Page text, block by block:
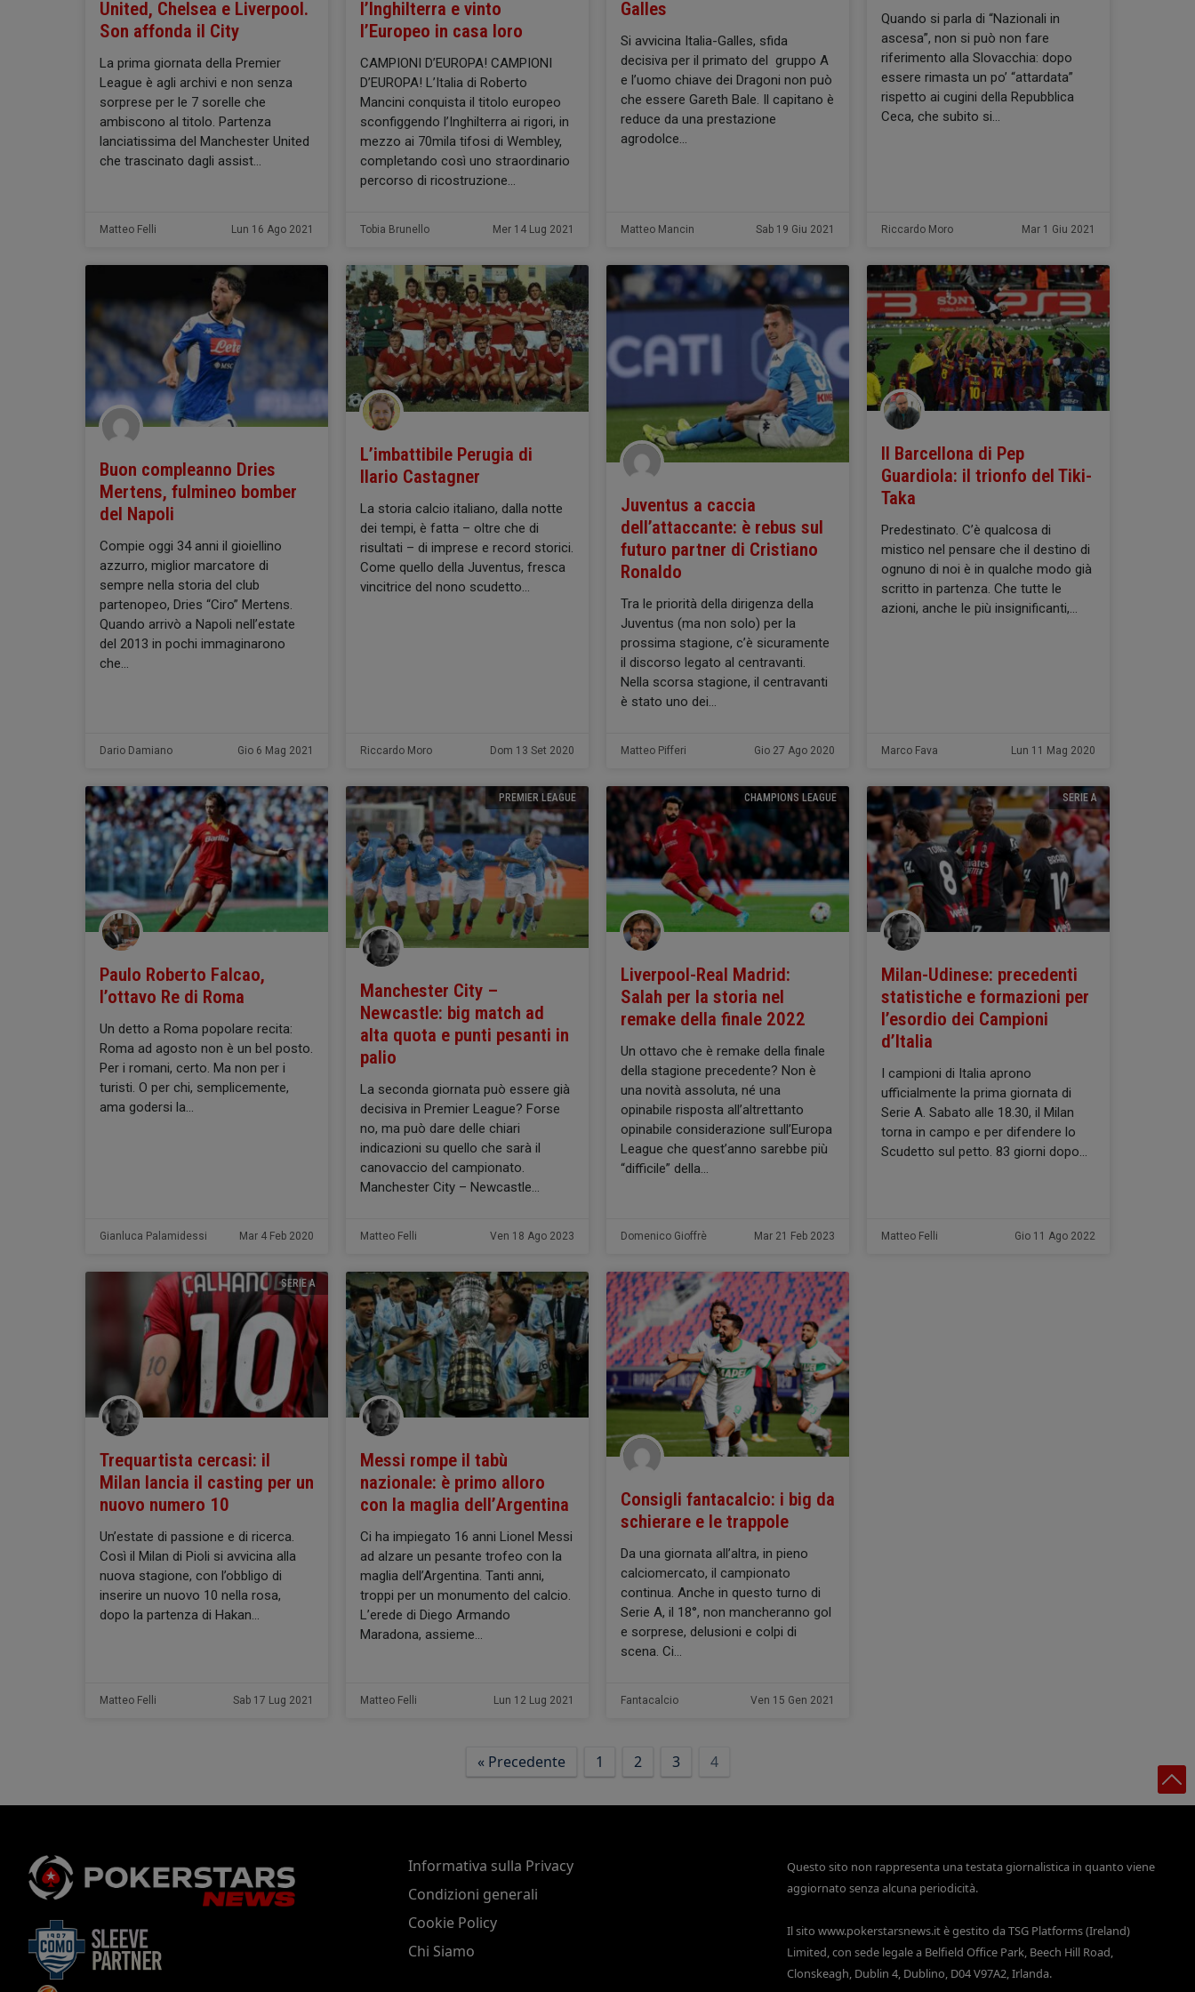
United, Chelsea e Liverpool.
Son affonda il City
La prima giornata della Premier
League è agli archivi e non senza
sorprese per le 7 sorelle che
ambiscono al titolo. Partenza
lanciatissima del Manchester United
che trascinato dagli assist
Matteo Felli Lun 16 Ago 2021
l’Inghilterra e vinto
l’Europeo in casa loro
CAMPIONI D’EUROPA! CAMPIONI
D’EUROPA! L’Italia di Roberto
Mancini conquista il titolo europeo
sconfiggendo l’Inghilterra ai rigori, in
mezzo ai 70mila tifosi di Wembley,
completando così uno straordinario
percorso di ricostruzione
Tobia Brunello Mer 14 Lug 2021
Galles
Si avvicina Italia-Galles, sfida
decisiva per il primato del gruppo A
e l’uomo chiave dei Dragoni non può
che essere Gareth Bale. Il capitano è
reduce da una prestazione
agrodolce
Matteo Mancin Sab 19 Giu 2021
Quando si parla di “Nazionali in
ascesa”, non si può non fare
riferimento alla Slovacchia: dopo
essere rimasta un po’ “attardata”
rispetto ai cugini della Repubblica
Ceca, che subito si
Riccardo Moro Mar 1 Giu 2021
Buon compleanno Dries
Mertens, fulmineo bomber
del Napoli
Compie oggi 34 anni il gioiellino
azzurro, miglior marcatore di
sempre nella storia del club
partenopeo, Dries “Ciro” Mertens.
Quando arrivò a Napoli nell’estate
del 2013 in pochi immaginarono
che
Dario Damiano Gio 6 Mag 2021
L’imbattibile Perugia di
Ilario Castagner
La storia calcio italiano, dalla notte
dei tempi, è fatta – oltre che di
risultati – di imprese e record storici.
Come quello della Juventus, fresca
vincitrice del nono scudetto
Riccardo Moro Dom 13 Set 2020
Juventus a caccia
dell’attaccante: è rebus sul
futuro partner di Cristiano
Ronaldo
Tra le priorità della dirigenza della
Juventus (ma non solo) per la
prossima stagione, c’è sicuramente
il discorso legato al centravanti.
Nella scorsa stagione, il centravanti
è stato uno dei
Matteo Pifferi Gio 27 Ago 2020
Il Barcellona di Pep
Guardiola: il trionfo del Tiki-
Taka
Predestinato. C’è qualcosa di
mistico nel pensare che il destino di
ognuno di noi è in qualche modo già
scritto in partenza. Che tutte le
azioni, anche le più insignificanti,
Marco Fava Lun 11 Mag 2020
Paulo Roberto Falcao,
l’ottavo Re di Roma
Un detto a Roma popolare recita:
Roma ad agosto non è un bel posto.
Per i romani, certo. Ma non per i
turisti. O per chi, semplicemente,
ama godersi la
Gianluca Palamidessi Mar 4 Feb 2020
PREMIER LEAGUE
Manchester City –
Newcastle: big match ad
alta quota e punti pesanti in
palio
La seconda giornata può essere già
decisiva in Premier League? Forse
no, ma può dare delle chiari
indicazioni su quello che sarà il
canovaccio del campionato.
Manchester City – Newcastle
Matteo Felli Ven 18 Ago 2023
CHAMPIONS LEAGUE
Liverpool-Real Madrid:
Salah per la storia nel
remake della finale 2022
Un ottavo che è remake della finale
della stagione precedente? Non è
una novità assoluta, né una
opinabile risposta all’altrettanto
opinabile considerazione sull’Europa
League che quest’anno sarebbe più
“difficile” della
Domenico Gioffrè Mar 21 Feb 2023
SERIE A
Milan-Udinese: precedenti
statistiche e formazioni per
l’esordio dei Campioni
d’Italia
I campioni di Italia aprono
ufficialmente la prima giornata di
Serie A. Sabato alle 18.30, il Milan
torna in campo e per difendere lo
Scudetto sul petto. 83 giorni dopo
Matteo Felli Gio 11 Ago 2022
SERIE A
Trequartista cercasi: il
Milan lancia il casting per un
nuovo numero 10
Un’estate di passione e di ricerca.
Così il Milan di Pioli si avvicina alla
nuova stagione, con l’obbligo di
inserire un nuovo 10 nella rosa,
dopo la partenza di Hakan
Matteo Felli Sab 17 Lug 2021
Messi rompe il tabù
nazionale: è primo alloro
con la maglia dell’Argentina
Ci ha impiegato 16 anni Lionel Messi
ad alzare un pesante trofeo con la
maglia dell’Argentina. Tanti anni,
troppi per un monumento del calcio.
L’erede di Diego Armando
Maradona, assieme
Matteo Felli Lun 12 Lug 2021
Consigli fantacalcio: i big da
schierare e le trappole
Da una giornata all’altra, in pieno
calciomercato, il campionato
continua. Anche in questo turno di
Serie A, il 18°, non mancheranno gol
e sorprese, delusioni e colpi di
scena. Ci
Fantacalcio Ven 15 Gen 2021
« Precedente 1 2 3 4
Informativa sulla Privacy
Condizioni generali
Cookie Policy
Chi Siamo
Questo sito non rappresenta una testata giornalistica in quanto viene
aggiornato senza alcuna periodicità.
Il sitowww.pokerstarsnews.itè gestito da TSG Platforms (Ireland)
Limited, con sede legale a Belfield Office Park, Beech Hill Road,
Clonskeagh, Dublin 4, Dublino, D04 V97A2, Irlanda.